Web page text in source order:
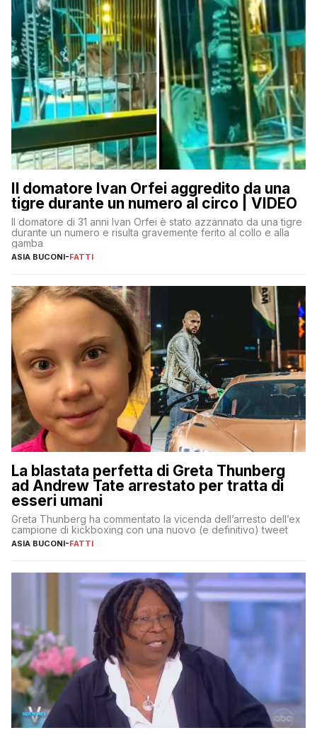
Il domatore Ivan Orfei aggredito da una
tigre durante un numero al circo | VIDEO
Il domatore di 31 anni Ivan Orfei è stato azzannato da una tigre
durante un numero e risulta gravemente ferito al collo e alla
gamba
ASIA BUCONI-FATTI
La blastata perfetta di Greta Thunberg
ad Andrew Tate arrestato per tratta di
esseri umani
Greta Thunberg ha commentato la vicenda dell’arresto dell’ex
campione di kickboxing con una nuovo (e definitivo) tweet
ASIA BUCONI-FATTI